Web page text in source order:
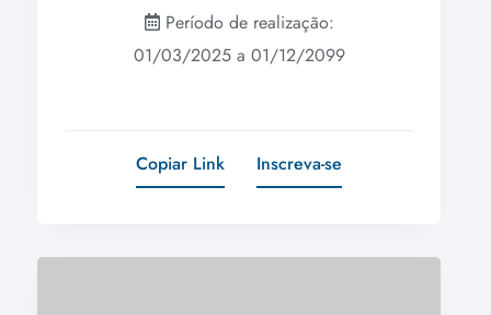
Período de realização:
01/03/2025 a 01/12/2099
Copiar Link Inscreva-se